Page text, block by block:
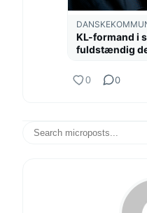
KL-formand i
fuldstændig
0 0